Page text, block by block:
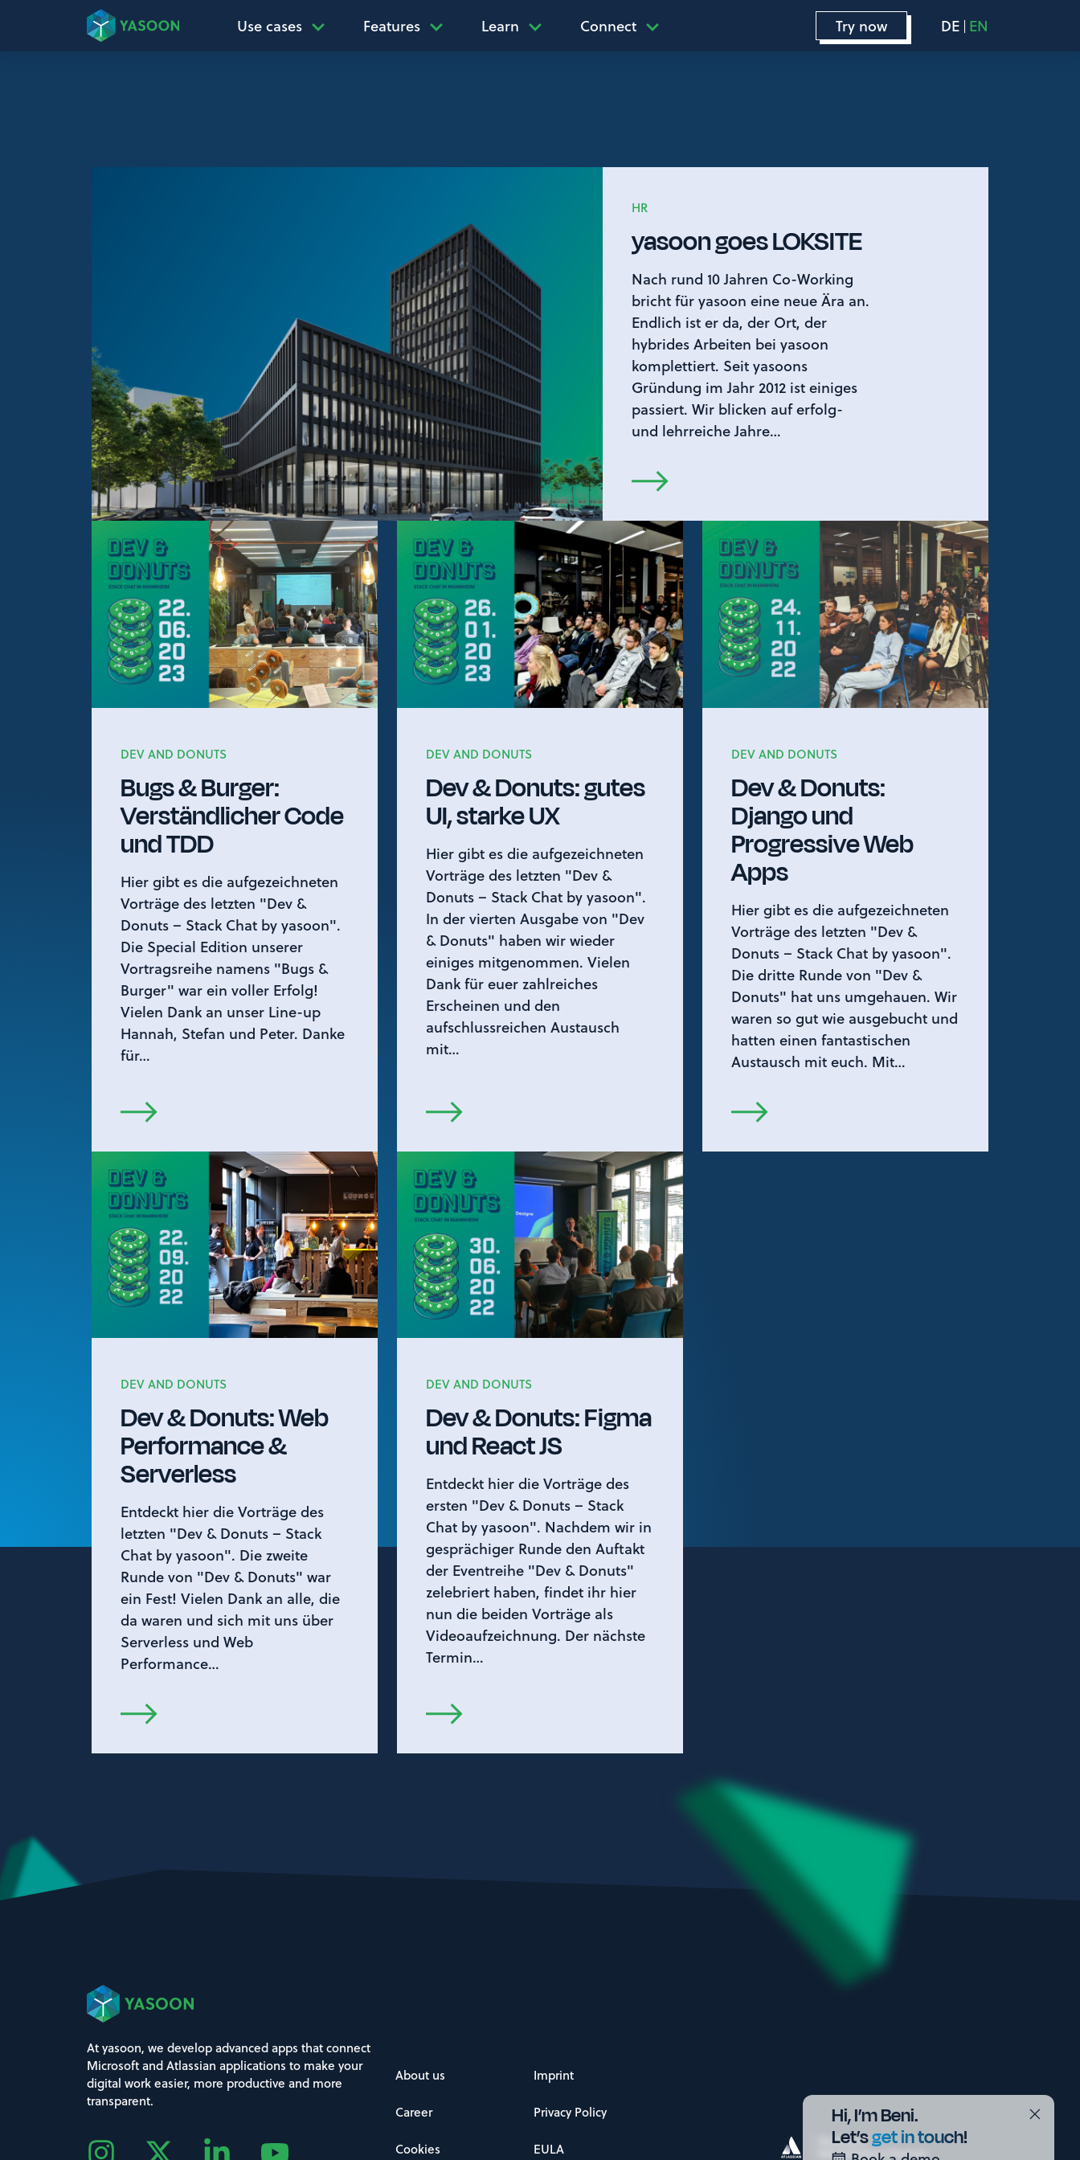
Use cases Features Learn Connect Try now DE EN
HR
yasoon goes LOKSITE
Nach rund 10 Jahren Co-Working
bricht für yasoon eine neue Ära an.
Endlich ist er da, der Ort, der
hybrides Arbeiten bei yasoon
komplettiert. Seit yasoons
Gründung im Jahr 2012 ist einiges
passiert. Wir blicken auf erfolg-
und lehrreiche Jahre…
DEV AND DONUTS
Bugs & Burger:
Verständlicher Code
und TDD
Hier gibt es die aufgezeichneten
Vorträge des letzten "Dev &
Donuts – Stack Chat by yasoon".
Die Special Edition unserer
Vortragsreihe namens "Bugs &
Burger" war ein voller Erfolg!
Vielen Dank an unser Line-up
Hannah, Stefan und Peter. Danke
für…
DEV AND DONUTS
Dev & Donuts: gutes
UI, starke UX
Hier gibt es die aufgezeichneten
Vorträge des letzten "Dev &
Donuts – Stack Chat by yasoon".
In der vierten Ausgabe von "Dev
& Donuts" haben wir wieder
einiges mitgenommen. Vielen
Dank für euer zahlreiches
Erscheinen und den
aufschlussreichen Austausch
mit…
DEV AND DONUTS
Dev & Donuts:
Django und
Progressive Web
Apps
Hier gibt es die aufgezeichneten
Vorträge des letzten "Dev &
Donuts – Stack Chat by yasoon".
Die dritte Runde von "Dev &
Donuts" hat uns umgehauen. Wir
waren so gut wie ausgebucht und
hatten einen fantastischen
Austausch mit euch. Mit…
DEV AND DONUTS
Dev & Donuts: Web
Performance &
Serverless
Entdeckt hier die Vorträge des
letzten "Dev & Donuts – Stack
Chat by yasoon". Die zweite
Runde von "Dev & Donuts" war
ein Fest! Vielen Dank an alle, die
da waren und sich mit uns über
Serverless und Web
Performance…
DEV AND DONUTS
Dev & Donuts: Figma
und React JS
Entdeckt hier die Vorträge des
ersten "Dev & Donuts – Stack
Chat by yasoon". Nachdem wir in
gesprächiger Runde den Auftakt
der Eventreihe "Dev & Donuts"
zelebriert haben, findet ihr hier
nun die beiden Vorträge als
Videoaufzeichnung. Der nächste
Termin…
Hi, I’m Beni.
Let’sget in touch!
At yasoon, we develop advanced apps that connect
Microsoft and Atlassian applications to make your
digital work easier, more productive and more
transparent.
About us Imprint
Career Privacy Policy
Cookies EULA